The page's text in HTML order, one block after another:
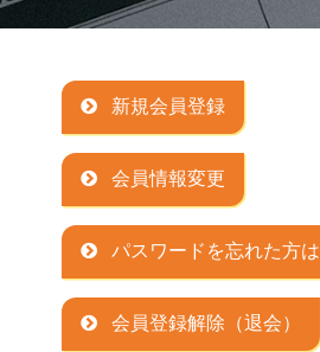
新規会員登録
会員情報変更
パスワードを忘れた方は
会員登録解除（退会）